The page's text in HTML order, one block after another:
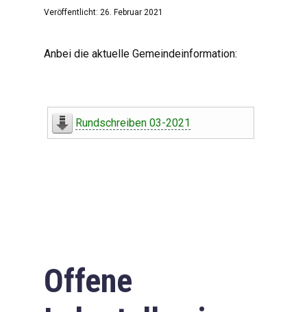
Veröffentlicht: 26. Februar 2021
Anbei die aktuelle Gemeindeinformation:
Rundschreiben 03-2021
Offene